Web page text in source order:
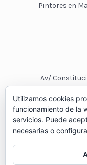
Pintores en
Av/
Utilizamos cookies
funcionamiento de la
servicios. Puede
necesarias o